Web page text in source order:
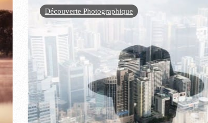
Découverte Photographique